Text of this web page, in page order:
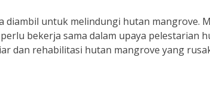
untuk melindungi hutan mangrove.
bekerja sama dalam upaya pelestarian
dan rehabilitasi hutan mangrove yang